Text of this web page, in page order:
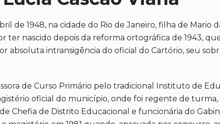
de 1948, na cidade do Rio de Janeiro, filha de Mario
ter nascido depois da reforma ortográfica de 1943,
absoluta intransigência do oficial do Cartório, seu
de Curso Primário pelo tradicional Instituto de
oficial do município, onde foi regente de
Chefia de Distrito Educacional e funcionária do